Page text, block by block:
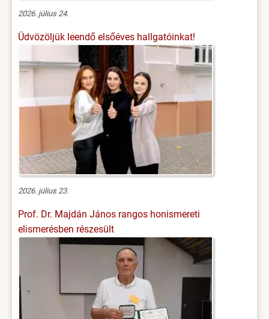
2026. július 24.
Üdvözöljük leendő elsőéves hallgatóinkat!
2026. július 23.
Prof. Dr. Majdán János rangos honismereti
elismerésben részesült